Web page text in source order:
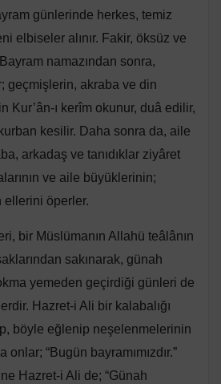
günlerinde herkes, temiz
elbiseler alınır. Fakir, öksüz ve
namazından sonra,
geçmişlerin, akraba ve din
Kur’ân-ı kerîm okunur, duâ edilir,
kesilir. Daha sonra da, aile
arkadaş ve tanıdıklar ziyâret
ve aile büyüklerinin;
ellerini öperler.
bir Müslümanın Allahü teâlânın
sakınarak, günah
yemeden geçirdiği günleri de
Hazret-i Ali bir kalabalığı
böyle eğlenip neşelenmelerinin
“Bugün bayramımızdır.”
Hazret-i Ali de; “Günah